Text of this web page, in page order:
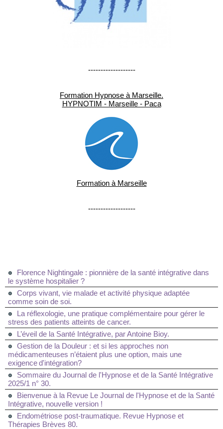
-------------------
Formation Hypnose à Marseille.
HYPNOTIM - Marseille - Paca
Formation à Marseille
-------------------
Florence Nightingale : pionnière de la santé intégrative dans
le système hospitalier ?
Corps vivant, vie malade et activité physique adaptée
comme soin de soi.
La réflexologie, une pratique complémentaire pour gérer le
stress des patients atteints de cancer.
L’éveil de la Santé Intégrative, par Antoine Bioy.
Gestion de la Douleur : et si les approches non
médicamenteuses n’étaient plus une option, mais une
exigence d'intégration?
Sommaire du Journal de l'Hypnose et de la Santé Intégrative
2025/1 n° 30.
Bienvenue à la Revue Le Journal de l'Hypnose et de la Santé
Intégrative, nouvelle version !
Endométriose post-traumatique. Revue Hypnose et
Thérapies Brèves 80.